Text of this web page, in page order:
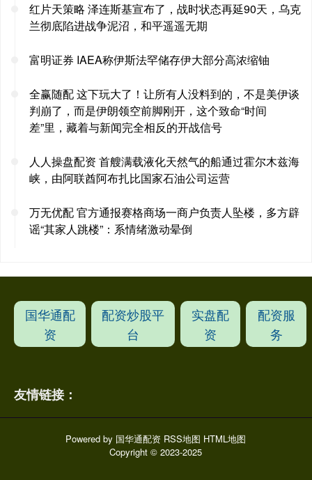
红片天策略 泽连斯基宣布了，战时状态再延90天，乌克
兰彻底陷进战争泥沼，和平遥遥无期
富明证券 IAEA称伊斯法罕储存伊大部分高浓缩铀
全赢随配 这下玩大了！让所有人没料到的，不是美伊谈
判崩了，而是伊朗领空前脚刚开，这个致命“时间
差”里，藏着与新闻完全相反的开战信号
人人操盘配资 首艘满载液化天然气的船通过霍尔木兹海
峡，由阿联酋阿布扎比国家石油公司运营
万无优配 官方通报赛格商场一商户负责人坠楼，多方辟
谣“其家人跳楼”：系情绪激动晕倒
国华通配
资
配资炒股平
台
实盘配
资
配资服
务
友情链接：
Powered by 国华通配资 RSS地图 HTML地图
Copyright© 2023-2025